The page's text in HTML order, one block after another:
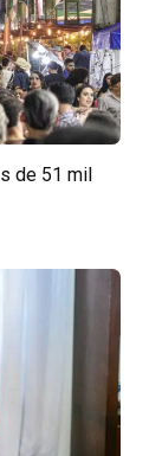
de 51 mil